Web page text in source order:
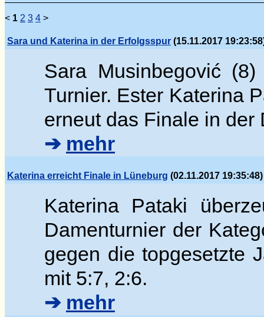
< 1 2 3 4 >
Sara und Katerina in der Erfolgsspur (15.11.2017
Sara Musinbegović (8)
Turnier. Ester Katerina
erneut das Finale in der
➔ mehr
Katerina erreicht Finale in Lüneburg (02.11.2017 19:35:48)
Katerina Pataki
Damenturnier der
gegen die topgesetzte
mit 5:7, 2:6.
➔ mehr